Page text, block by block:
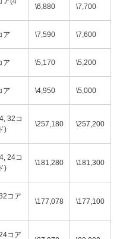
\6,880 \7,700
ア \7,590 \7,600
ア \5,170 \5,200
ア \4,950 \5,000
32コ
)
\257,180 \257,200
24コ
)
\181,280 \181,300
コア
\177,078 \177,100
コア